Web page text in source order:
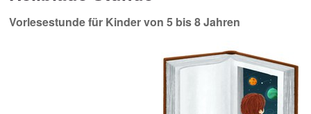
Vorlesestunde für Kinder von 5 bis 8 Jahren